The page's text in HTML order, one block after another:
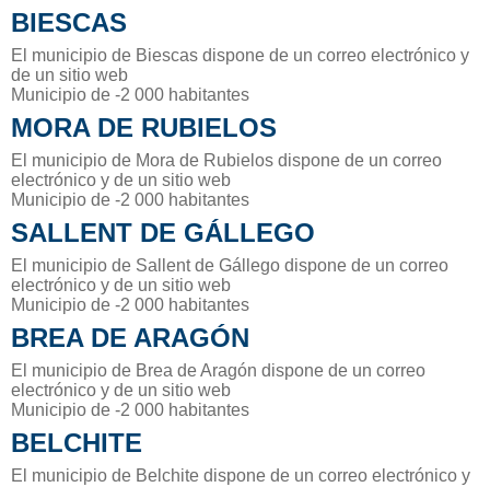
BIESCAS
El municipio de Biescas dispone de un correo electrónico y
de un sitio web
Municipio de -2 000 habitantes
MORA DE RUBIELOS
El municipio de Mora de Rubielos dispone de un correo
electrónico y de un sitio web
Municipio de -2 000 habitantes
SALLENT DE GÁLLEGO
El municipio de Sallent de Gállego dispone de un correo
electrónico y de un sitio web
Municipio de -2 000 habitantes
BREA DE ARAGÓN
El municipio de Brea de Aragón dispone de un correo
electrónico y de un sitio web
Municipio de -2 000 habitantes
BELCHITE
El municipio de Belchite dispone de un correo electrónico y